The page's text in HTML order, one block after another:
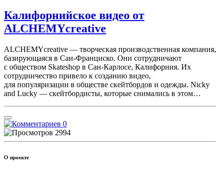
Калифорнийское видео от
ALCHEMYcreative
ALCHEMYcreative — творческая производственная компания,
базирующаяся в Сан-Франциско. Они сотрудничают
с обществом Skateshop в Сан-Карлосе, Калифорния. Их
сотрудничество привело к созданию видео,
для популяризации в обществе скейтбордов и одежды. Nicky
and Lucky — скейтбордисты, которые снимались в этом…
0
2994
О проекте